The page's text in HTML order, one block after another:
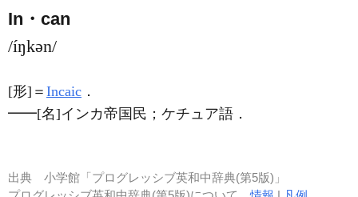
In・can
/íŋkən/
[形] ＝ Incaic ．
━━[名]インカ帝国民；ケチュア語 ．
出典 小学館「プログレッシブ英和中辞典(第5版)」